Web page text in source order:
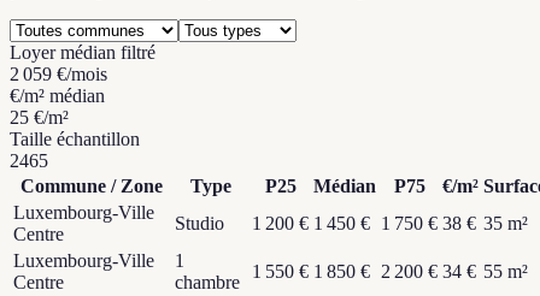
Loyer médian filtré
2 059 €/mois
€/m² médian
25 €/m²
Taille échantillon
2465
Commune / Zone
Type P25 Médian P75 €/m²
Luxembourg-Ville
Centre
Studio 1 200 € 1 450 € 1 750 € 38 € 35 m²
Luxembourg-Ville
Centre
1
chambre
1 550 € 1 850 € 2 200 € 34 € 55 m²